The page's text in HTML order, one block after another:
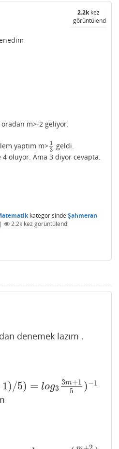
2.2kkez
görüntülendi
oradan m>-2 geliyor.
yaptım m> 1
3
13 geldi.
4 oluyor. Ama 3 diyor cevapta.
kategorisinde Şahmeran
| 2.2k kez görüntülendi
denemek lazım .
1)/5) = log3
3m+1
5
)−1
og33m +1 5)−1